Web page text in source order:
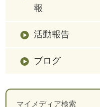
報
活動報告
ブログ